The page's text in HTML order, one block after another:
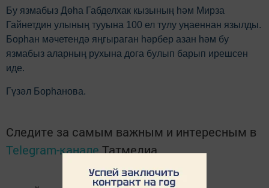
Бу язмабыз Дөһа Габделхак кызының һәм Мирза
Гайнетдин улының тууына 100 ел тулу уңаеннан язылды.
Борhан мәчетендә яңгыраган hәрбер азан һәм бу
язмабыз аларның рухына дога булып барып ирешсен
иде.
Гүзәл Борһанова.
Следите за самым важным и интересным в
Telegram-каналеТатмедиа